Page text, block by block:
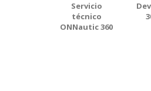
Servicio
técnico
ONNautic 360